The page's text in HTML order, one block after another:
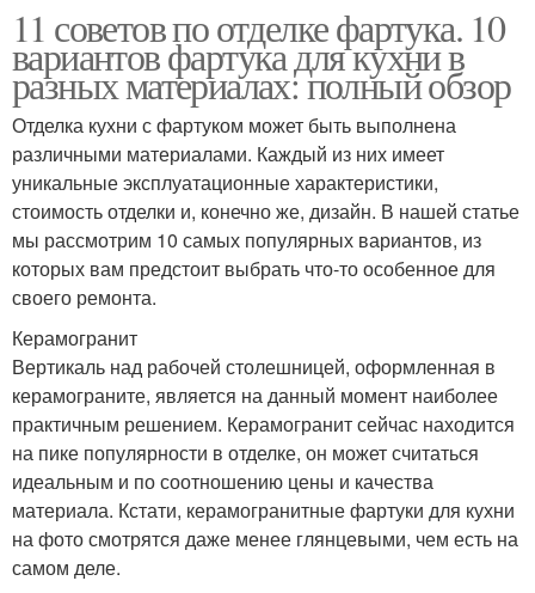
11 советов по отделке фартука. 10
вариантов фартука для кухни в
разных материалах: полный обзор
Отделка кухни с фартуком может быть выполнена
различными материалами. Каждый из них имеет
уникальные эксплуатационные характеристики,
стоимость отделки и, конечно же, дизайн. В нашей статье
мы рассмотрим 10 самых популярных вариантов, из
которых вам предстоит выбрать что-то особенное для
своего ремонта.
Керамогранит
Вертикаль над рабочей столешницей, оформленная в
керамограните, является на данный момент наиболее
практичным решением. Керамогранит сейчас находится
на пике популярности в отделке, он может считаться
идеальным и по соотношению цены и качества
материала. Кстати, керамогранитные фартуки для кухни
на фото смотрятся даже менее глянцевыми, чем есть на
самом деле.